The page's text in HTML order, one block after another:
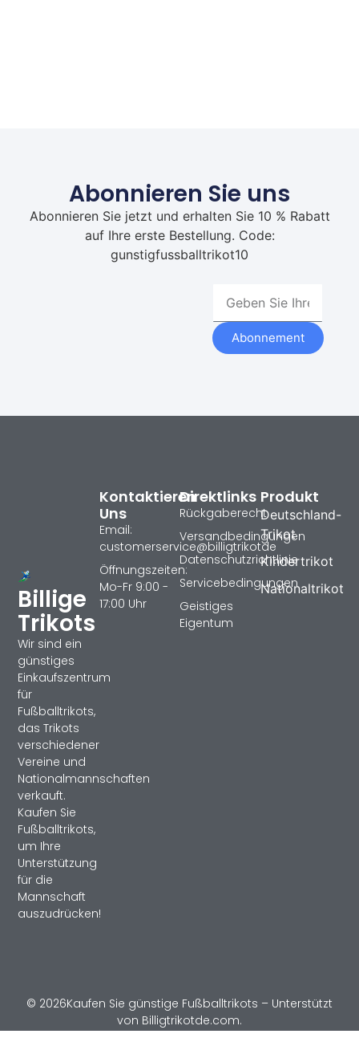
Abonnieren Sie uns
Abonnieren Sie jetzt und erhalten Sie 10 % Rabatt
auf Ihre erste Bestellung. Code:
gunstigfussballtrikot10
Abonnement
Billige
Trikots
Wir sind ein
günstiges
Einkaufszentrum
für
Fußballtrikots,
das Trikots
verschiedener
Vereine und
Nationalmannschaften
verkauft.
Kaufen Sie
Fußballtrikots,
um Ihre
Unterstützung
für die
Mannschaft
auszudrücken!
Produkt
Deutschland-
Trikot
Kindertrikot
Nationaltrikot
Direktlinks
Rückgaberecht
Versandbedingungen
Datenschutzrichtlinie
Servicebedingungen
Geistiges
Eigentum
Kontaktieren
Uns
Email:
customerservice@billigtrikotde
Öffnungszeiten:
Mo-Fr 9:00 -
17:00 Uhr
© 2026Kaufen Sie günstige Fußballtrikots – Unterstützt
von Billigtrikotde.com.